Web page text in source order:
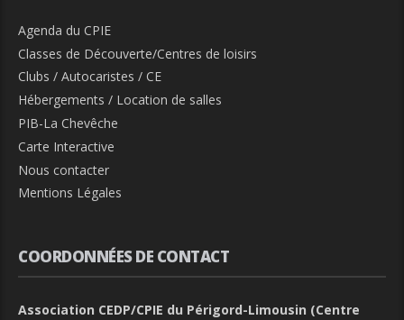
Agenda du CPIE
Classes de Découverte/Centres de loisirs
Clubs / Autocaristes / CE
Hébergements / Location de salles
PIB-La Chevêche
Carte Interactive
Nous contacter
Mentions Légales
COORDONNÉES DE CONTACT
Association CEDP/CPIE du Périgord-Limousin (Centre